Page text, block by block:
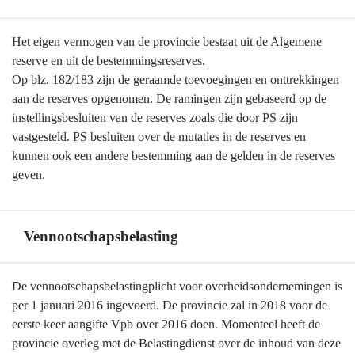
Terug
naar
navigatie
Algemene
grondslagen
voor
jaarstukken
reserves
voorzieningen
Het eigen vermogen van de provincie bestaat uit de Algemene
reserve en uit de bestemmingsreserves.
Op blz. 182/183 zijn de geraamde toevoegingen en onttrekkingen
aan de reserves opgenomen. De ramingen zijn gebaseerd op de
instellingsbesluiten van de reserves zoals die door PS zijn
vastgesteld. PS besluiten over de mutaties in de reserves en
kunnen ook een andere bestemming aan de gelden in de reserves
geven.
Vennootschapsbelasting
Terug
naar
navigatie
De vennootschapsbelastingplicht voor overheidsondernemingen is
per 1 januari 2016 ingevoerd. De provincie zal in 2018 voor de
eerste keer aangifte Vpb over 2016 doen. Momenteel heeft de
provincie overleg met de Belastingdienst over de inhoud van deze